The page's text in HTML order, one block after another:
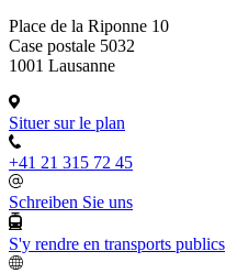
Place de la Riponne 10
Case postale 5032
1001 Lausanne
Situer sur le plan
+41 21 315 72 45
Schreiben Sie uns
S'y rendre en transports publics